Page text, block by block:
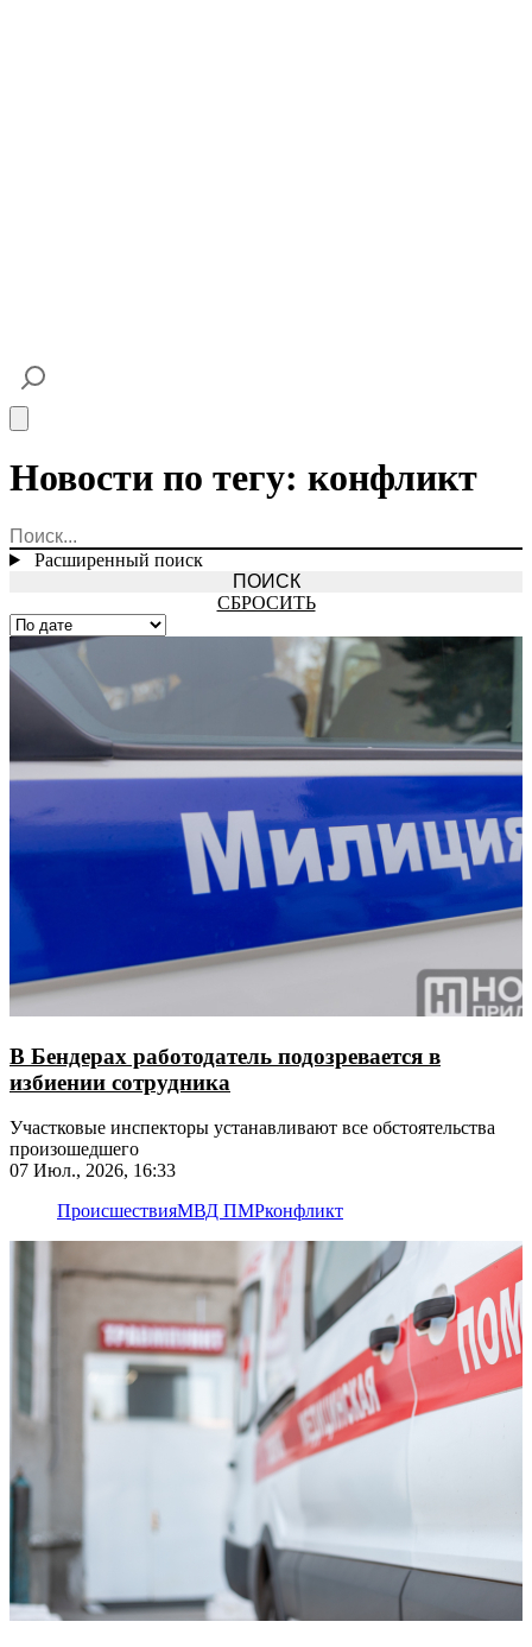
Новости по тегу: конфликт
Расширенный поиск
СБРОСИТЬ
В Бендерах работодатель подозревается в
избиении сотрудника
Участковые инспекторы устанавливают все обстоятельства
произошедшего
07 Июл., 2026, 16:33
ПроисшествияМВД ПМРконфликт